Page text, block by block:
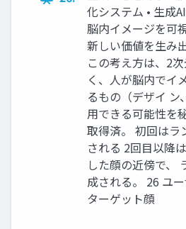
化システム • 生成
脳内イメージを可
新しい価値を生み
この考え方は、2
く、人が脳内でイ
るもの（デザイ ン
用できる可能性を
取得済。 初回はラ
される 2回目以降
した顔の近傍で、
成される。 26 ユ
ターゲット顔